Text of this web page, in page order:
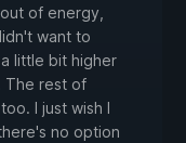
of energy,
want to
little bit higher
The rest of
I just wish I
no option